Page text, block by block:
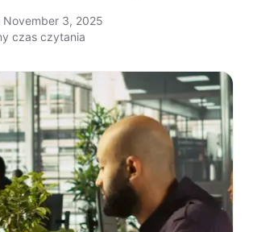
November 3, 2025
czas czytania